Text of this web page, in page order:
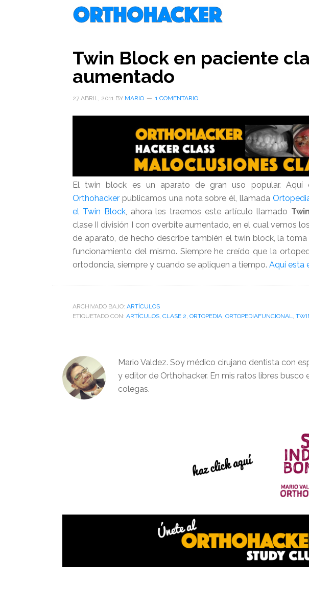
Twin Block en paciente
aumentado
27 ABRIL, 2011 BY MARIO 1 COMENTARIO
El twin block es un aparato de gran uso popular. Aquí
Orthohacker publicamos una nota sobre él, llamada
el Twin Block, ahora les traemos este artículo llamado
clase II división I con overbite aumentado, en el cual vemos
de aparato, de hecho describe también el twin block, la
funcionamiento del mismo. Siempre he creído que la
ortodoncia, siempre y cuando se apliquen a tiempo. Aquí esta
ARCHIVADO BAJO: ARTÌCULOS
ETIQUETADO CON: ARTÍCULOS, CLASE 2, ORTOPEDIA, ORTOPEDIAFUNCIONAL,
Mario Valdez. Soy médico cirujano dentista con
y editor de Orthohacker. En mis ratos libres
colegas.